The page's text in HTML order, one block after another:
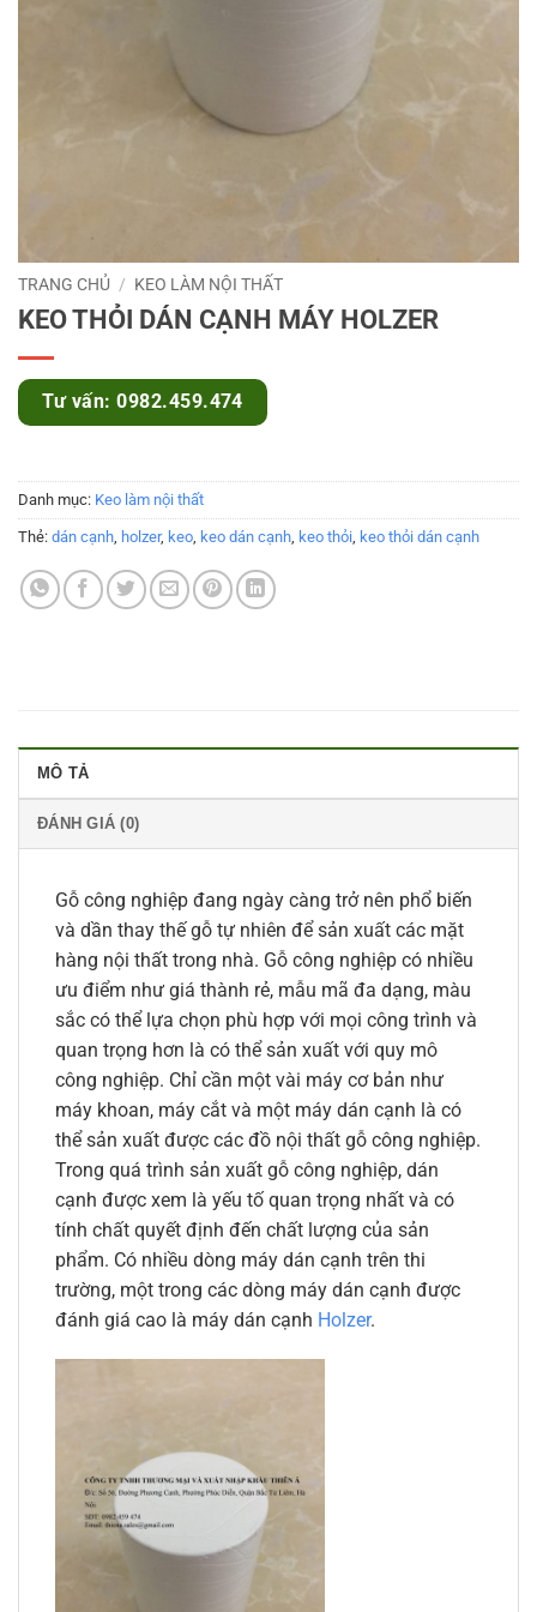
TRANG CHỦ / KEO LÀM NỘI THẤT
KEO THỎI DÁN CẠNH MÁY HOLZER
Tư vấn: 0982.459.474
Danh mục: Keo làm nội thất
Thẻ: dán cạnh holzer, keo keo dán cạnh keo thỏi keo thỏi dán cạnh
MÔ TẢ
ĐÁNH GIÁ (0)
Gỗ công nghiệp đang ngày càng trở nên phổ biến
và dần thay thế gỗ tự nhiên để sản xuất các mặt
hàng nội thất trong nhà. Gỗ công nghiệp có nhiều
ưu điểm như giá thành rẻ, mẫu mã đa dạng, màu
sắc có thể lựa chọn phù hợp với mọi công trình và
quan trọng hơn là có thể sản xuất với quy mô
công nghiệp. Chỉ cần một vài máy cơ bản như
máy khoan, máy cắt và một máy dán cạnh là có
thể sản xuất được các đồ nội thất gỗ công nghiệp.
Trong quá trình sản xuất gỗ công nghiệp, dán
cạnh được xem là yếu tố quan trọng nhất và có
tính chất quyết định đến chất lượng của sản
phẩm. Có nhiều dòng máy dán cạnh trên thi
trường, một trong các dòng máy dán cạnh được
đánh giá cao là máy dán cạnh Holzer.